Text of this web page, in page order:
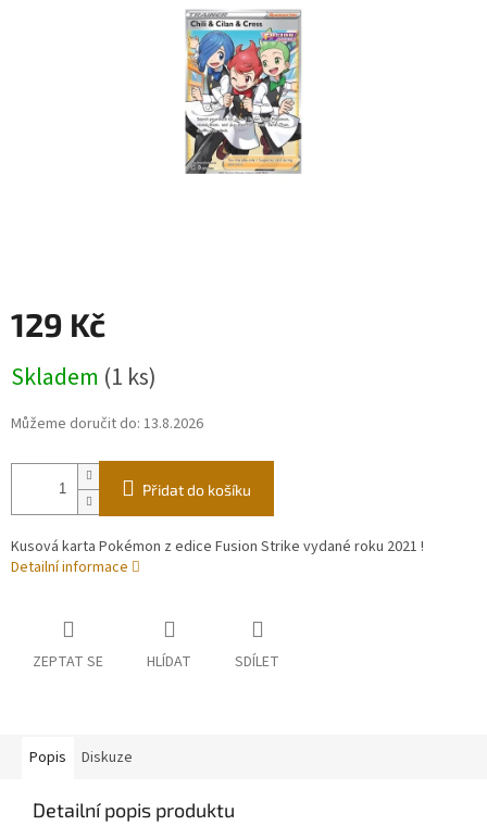
129 Kč
cena:
Skladem (1 ks)
Můžeme doručit do: 13.8.2026
Přidat do košíku
Kusová karta Pokémon z edice Fusion Strike vydané roku 2021 !
Detailní informace
ZEPTAT SE HLÍDAT SDÍLET
Popis Diskuze
Detailní popis produktu